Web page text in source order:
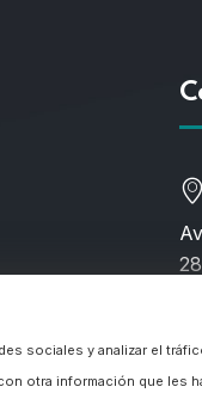
sociales y analizar el
otra información que les